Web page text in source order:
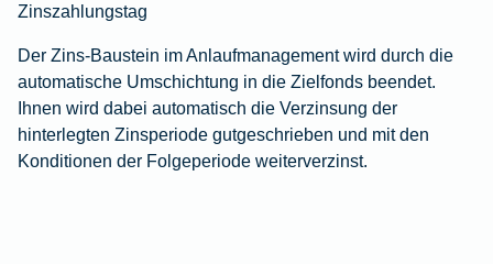
Zinszahlungstag
Der Zins-Baustein im Anlaufmanagement wird durch die
automatische Umschichtung in die Zielfonds beendet.
Ihnen wird dabei automatisch die Verzinsung der
hinterlegten Zinsperiode gutgeschrieben und mit den
Konditionen der Folgeperiode weiterverzinst.